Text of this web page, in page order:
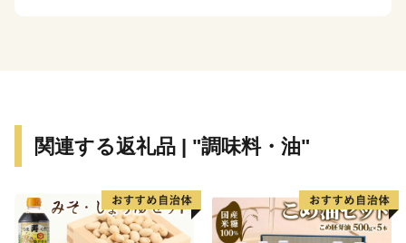
関連する返礼品 | "調味料・油"